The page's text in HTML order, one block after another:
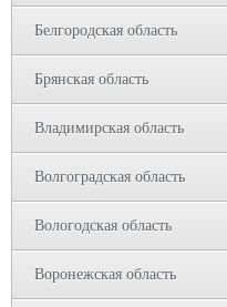
Белгородская область
Брянская область
Владимирская область
Волгоградская область
Вологодская область
Воронежская область